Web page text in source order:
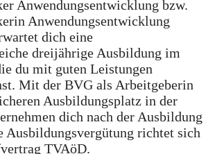
Anwendungsentwicklung bzw.
Anwendungsentwicklung
dich eine
dreijährige Ausbildung im
du mit guten Leistungen
Mit der BVG als Arbeitgeberin
Ausbildungsplatz in der
dich nach der Ausbildung
Ausbildungsvergütung richtet sich
TVAöD.